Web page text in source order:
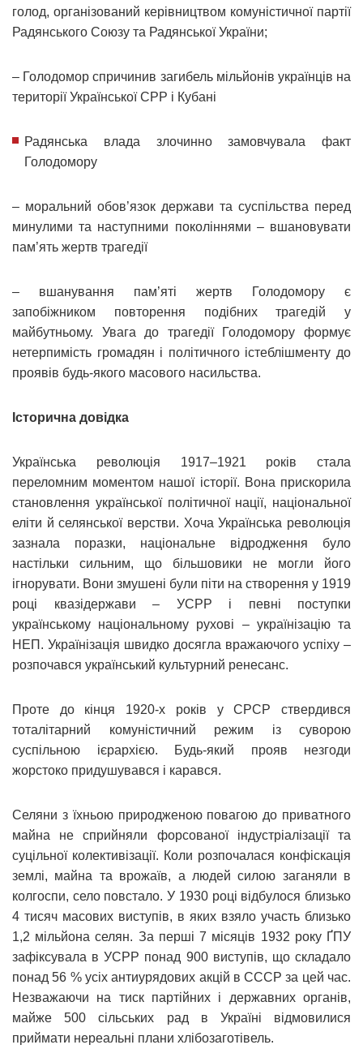
голод, організований керівництвом комуністичної партії
Радянського Союзу та Радянської України;
– Голодомор спричинив загибель мільйонів українців на
території Української СРР і Кубані
Радянська влада злочинно замовчувала факт
Голодомору
– моральний обов’язок держави та суспільства перед
минулими та наступними поколіннями – вшановувати
пам’ять жертв трагедії
– вшанування пам’яті жертв Голодомору є
запобіжником повторення подібних трагедій у
майбутньому. Увага до трагедії Голодомору формує
нетерпимість громадян і політичного істеблішменту до
проявів будь-якого масового насильства.
Історична довідка
Українська революція 1917–1921 років стала
переломним моментом нашої історії. Вона прискорила
становлення української політичної нації, національної
еліти й селянської верстви. Хоча Українська революція
зазнала поразки, національне відродження було
настільки сильним, що більшовики не могли його
ігнорувати. Вони змушені були піти на створення у 1919
році квазідержави – УСРР і певні поступки
українському національному рухові – українізацію та
НЕП. Українізація швидко досягла вражаючого успіху –
розпочався український культурний ренесанс.
Проте до кінця 1920-х років у СРСР ствердився
тоталітарний комуністичний режим із суворою
суспільною ієрархією. Будь-який прояв незгоди
жорстоко придушувався і карався.
Селяни з їхньою природженою повагою до приватного
майна не сприйняли форсованої індустріалізації та
суцільної колективізації. Коли розпочалася конфіскація
землі, майна та врожаїв, а людей силою заганяли в
колгоспи, село повстало. У 1930 році відбулося близько
4 тисяч масових виступів, в яких взяло участь близько
1,2 мільйона селян. За перші 7 місяців 1932 року ҐПУ
зафіксувала в УСРР понад 900 виступів, що складало
понад 56 % усіх антиурядових акцій в СССР за цей час.
Незважаючи на тиск партійних і державних органів,
майже 500 сільських рад в Україні відмовилися
приймати нереальні плани хлібозаготівель.